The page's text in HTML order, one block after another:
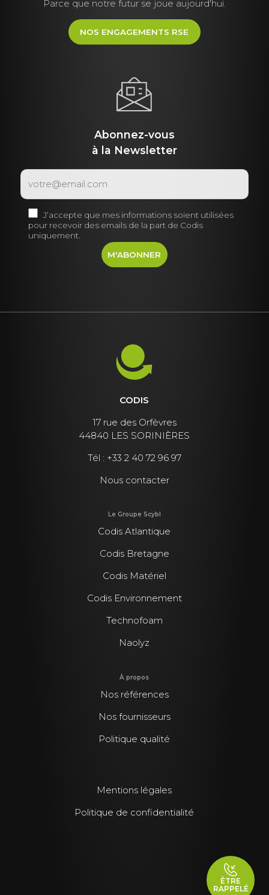
ÊTRE
RAPPELÉ
Parce que notre futur se joue aujourd'hui.
NOS ENGAGEMENTS RSE
Abonnez-vous
à la Newsletter
J’accepte que mes informations soient utilisées
pour recevoir des emails de la part de Codis
uniquement.
CODIS
17 rue des Orfèvres
44840 LES SORINIÈRES
Tél : +33 2 40 72 96 97
Nous contacter
Le Groupe Scybl
Codis Atlantique
Codis Bretagne
Codis Matériel
Codis Environnement
Technofoam
Naolyz
À propos
Nos références
Nos fournisseurs
Politique qualité
Mentions légales
Politique de confidentialité